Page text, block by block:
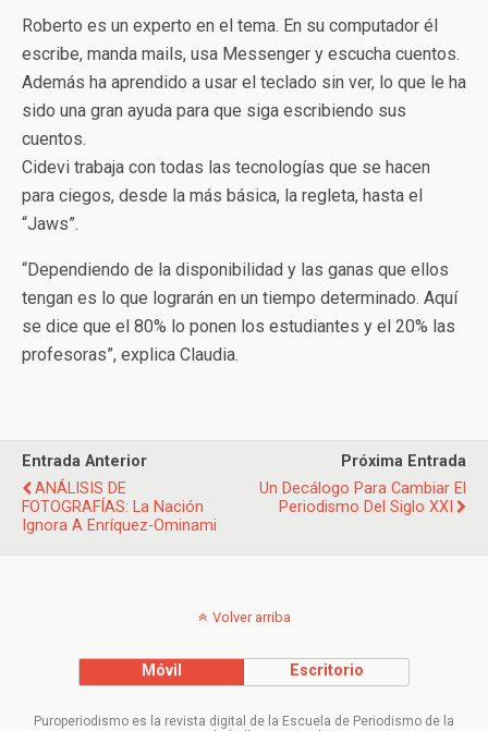
Roberto es un experto en el tema. En su computador él
escribe, manda mails, usa Messenger y escucha cuentos.
Además ha aprendido a usar el teclado sin ver, lo que le ha
sido una gran ayuda para que siga escribiendo sus
cuentos.
Cidevi trabaja con todas las tecnologías que se hacen
para ciegos, desde la más básica, la regleta, hasta el
“Jaws”.
“Dependiendo de la disponibilidad y las ganas que ellos
tengan es lo que lograrán en un tiempo determinado. Aquí
se dice que el 80% lo ponen los estudiantes y el 20% las
profesoras”, explica Claudia.
Entrada Anterior
ANÁLISIS DE
FOTOGRAFÍAS: La Nación
Ignora A Enríquez-Ominami
Próxima Entrada
Un Decálogo Para Cambiar El
Periodismo Del Siglo XXI
Volver arriba
Móvil Escritorio
Puroperiodismo es la revista digital de la Escuela de Periodismo de la